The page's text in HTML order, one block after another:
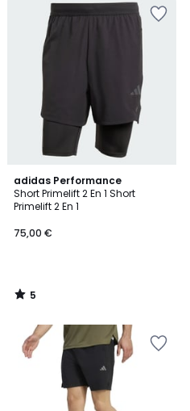
adidas Performance
Short Primelift 2 En 1 Short
Primelift 2 En 1
75,00 €
5
/
5
5
/